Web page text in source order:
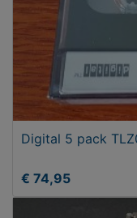
Digital 5 pack
€ 74,95